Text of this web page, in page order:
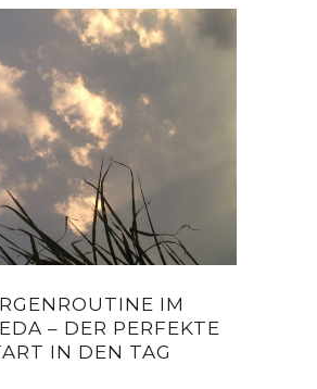
IM
– DER PERFEKTE
IN DEN TAG